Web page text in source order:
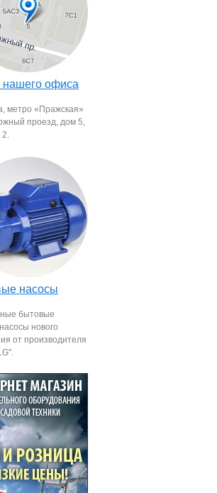
нашего офиса
метро «Пражская»
проезд, дом 5,
насосы
бытовые
нового
от производителя